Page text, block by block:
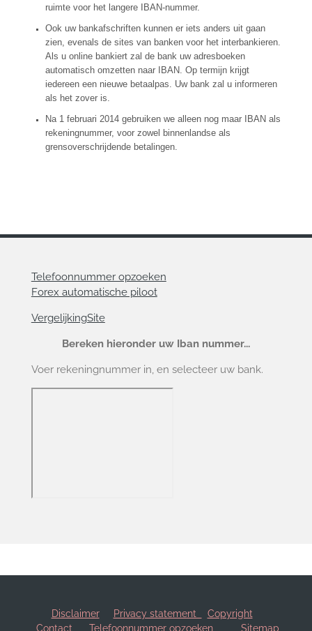
ruimte voor het langere IBAN-nummer.
Ook uw bankafschriften kunnen er iets anders uit gaan
zien, evenals de sites van banken voor het interbankieren.
Als u online bankiert zal de bank uw adresboeken
automatisch omzetten naar IBAN. Op termijn krijgt
iedereen een nieuwe betaalpas. Uw bank zal u informeren
als het zover is.
Na 1 februari 2014 gebruiken we alleen nog maar IBAN als
rekeningnummer, voor zowel binnenlandse als
grensoverschrijdende betalingen.
Telefoonnummer opzoeken
Forex automatische piloot
VergelijkingSite
Bereken hieronder uw Iban nummer...
Voer rekeningnummer in, en selecteer uw bank.
Disclaimer Privacy statement
Copyright
Contact
Telefoonnummer opzoeken Sitemap